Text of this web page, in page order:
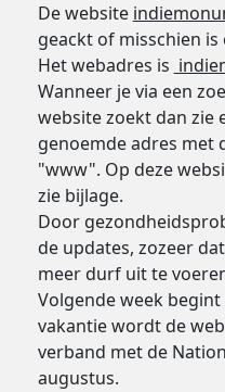
De website
geackt of misschien
Het webadres is
Wanneer je via een
website zoekt dan zie
genoemde adres met
"www". Op deze
zie bijlage.
Door
de updates, zozeer
meer durf uit te
Volgende week
vakantie wordt de
verband met de
augustus.